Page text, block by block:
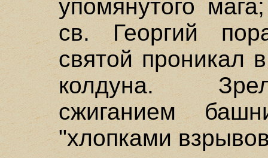
упомянутого
св. Георгий
святой проникал
колдуна.
сжиганием
"хлопками